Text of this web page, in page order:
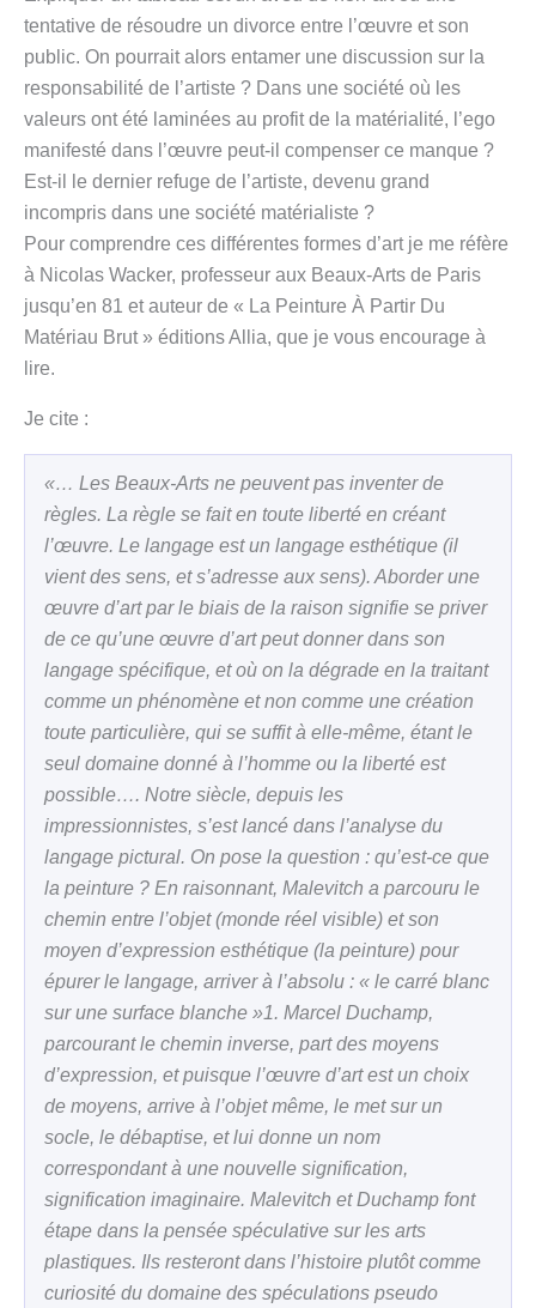
tentative de résoudre un divorce entre l’œuvre et son
public. On pourrait alors entamer une discussion sur la
responsabilité de l’artiste ? Dans une société où les
valeurs ont été laminées au profit de la matérialité, l’ego
manifesté dans l’œuvre peut-il compenser ce manque ?
Est-il le dernier refuge de l’artiste, devenu grand
incompris dans une société matérialiste ?
Pour comprendre ces différentes formes d’art je me réfère
à Nicolas Wacker, professeur aux Beaux-Arts de Paris
jusqu’en 81 et auteur de « La Peinture À Partir Du
Matériau Brut » éditions Allia, que je vous encourage à
lire.
Je cite :
«… Les Beaux-Arts ne peuvent pas inventer de
règles. La règle se fait en toute liberté en créant
l’œuvre. Le langage est un langage esthétique (il
vient des sens, et s’adresse aux sens). Aborder une
œuvre d’art par le biais de la raison signifie se priver
de ce qu’une œuvre d’art peut donner dans son
langage spécifique, et où on la dégrade en la traitant
comme un phénomène et non comme une création
toute particulière, qui se suffit à elle-même, étant le
seul domaine donné à l’homme ou la liberté est
possible…. Notre siècle, depuis les
impressionnistes, s’est lancé dans l’analyse du
langage pictural. On pose la question : qu’est-ce que
la peinture ? En raisonnant, Malevitch a parcouru le
chemin entre l’objet (monde réel visible) et son
moyen d’expression esthétique (la peinture) pour
épurer le langage, arriver à l’absolu : « le carré blanc
sur une surface blanche »1. Marcel Duchamp,
parcourant le chemin inverse, part des moyens
d’expression, et puisque l’œuvre d’art est un choix
de moyens, arrive à l’objet même, le met sur un
socle, le débaptise, et lui donne un nom
correspondant à une nouvelle signification,
signification imaginaire. Malevitch et Duchamp font
étape dans la pensée spéculative sur les arts
plastiques. Ils resteront dans l’histoire plutôt comme
curiosité du domaine des spéculations pseudo